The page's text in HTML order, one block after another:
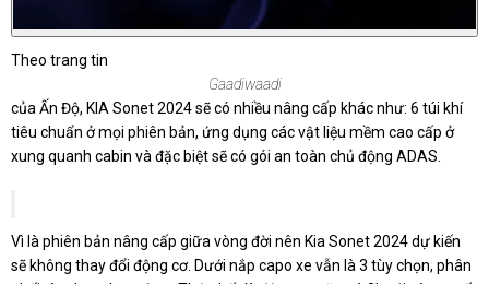
Theo trang tin
Gaadiwaadi
của Ấn Độ, KIA Sonet 2024 sẽ có nhiều nâng cấp khác như: 6 túi khí
tiêu chuẩn ở mọi phiên bản, ứng dụng các vật liệu mềm cao cấp ở
xung quanh cabin và đặc biệt sẽ có gói an toàn chủ động ADAS.
Vì là phiên bản nâng cấp giữa vòng đời nên Kia Sonet 2024 dự kiến
sẽ không thay đổi động cơ. Dưới nắp capo xe vẫn là 3 tùy chọn, phân